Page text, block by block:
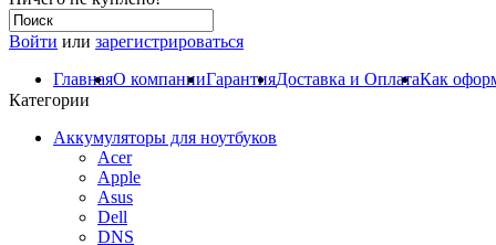
Войти или зарегистрироваться
ГлавнаяО компанииГарантияДоставка и ОплатаКак
Категории
Аккумуляторы для ноутбуков
Acer
Apple
Asus
Dell
DNS